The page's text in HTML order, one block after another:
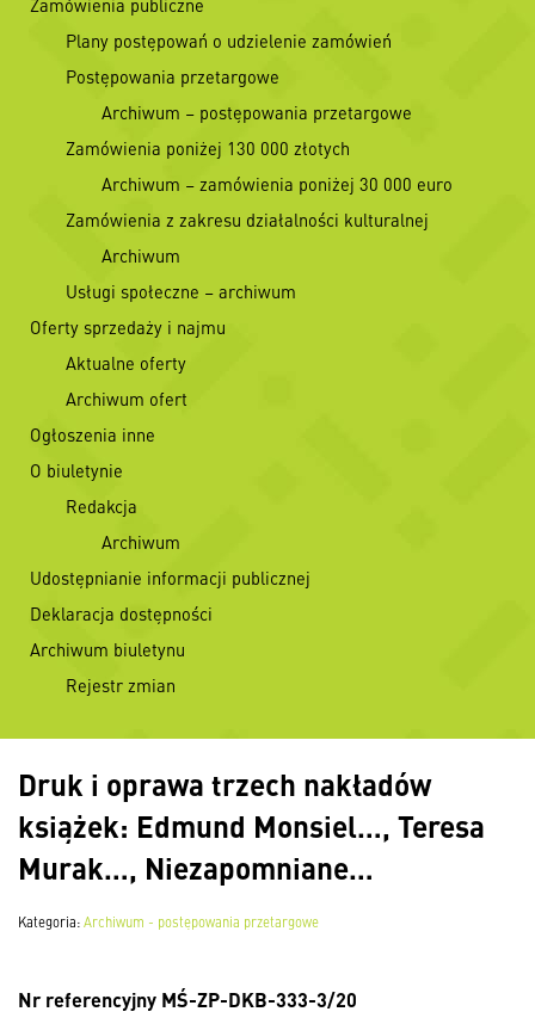
Zamówienia publiczne
Plany postępowań o udzielenie zamówień
Postępowania przetargowe
Archiwum – postępowania przetargowe
Zamówienia poniżej 130 000 złotych
Archiwum – zamówienia poniżej 30 000 euro
Zamówienia z zakresu działalności kulturalnej
Archiwum
Usługi społeczne – archiwum
Oferty sprzedaży i najmu
Aktualne oferty
Archiwum ofert
Ogłoszenia inne
O biuletynie
Redakcja
Archiwum
Udostępnianie informacji publicznej
Deklaracja dostępności
Archiwum biuletynu
Rejestr zmian
Druk i oprawa trzech nakładów
książek: Edmund Monsiel…, Teresa
Murak…, Niezapomniane…
Kategoria:Archiwum - postępowania przetargowe
Nr referencyjny MŚ-ZP-DKB-333-3/20